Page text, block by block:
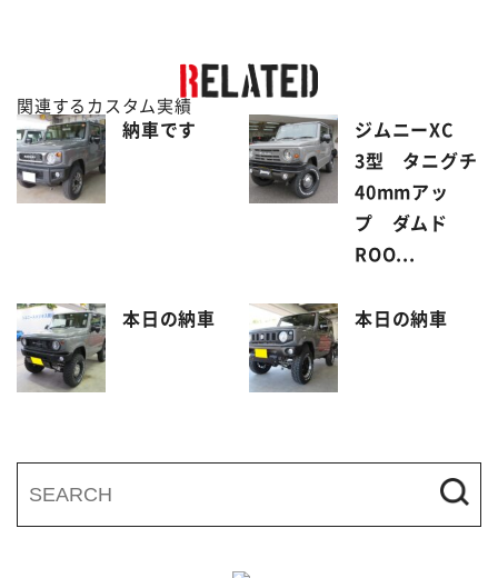
関連するカスタム実績
納車です
ジムニーXC
3型 タニグチ
40mmアッ
プ ダムド
ROO...
本日の納車 本日の納車